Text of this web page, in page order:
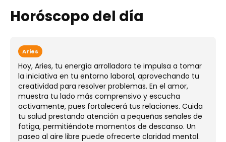
Horóscopo del día
Aries
Hoy, Aries, tu energía arrolladora te impulsa a tomar
la iniciativa en tu entorno laboral, aprovechando tu
creatividad para resolver problemas. En el amor,
muestra tu lado más comprensivo y escucha
activamente, pues fortalecerá tus relaciones. Cuida
tu salud prestando atención a pequeñas señales de
fatiga, permitiéndote momentos de descanso. Un
paseo al aire libre puede ofrecerte claridad mental.